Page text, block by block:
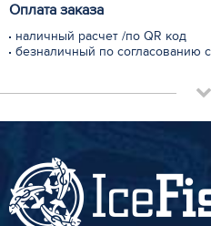
Оплата заказа
наличный расчет /по QR код
безналичный по согласованию